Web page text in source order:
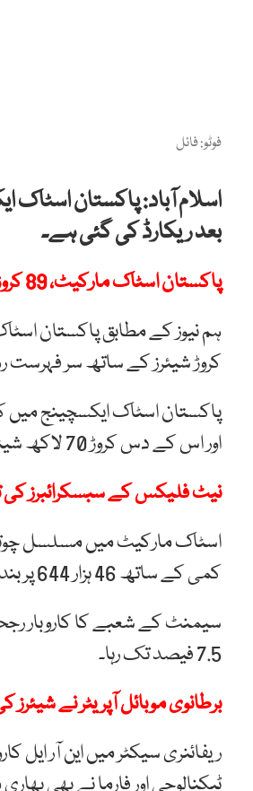
فوٹو: فائل
بعد ریکارڈ کی گئی ہے۔
پاکستان اسٹاک مارکیٹ، 89 کروڑ شیئرز کے سودے
کروڑ شیئرز کے ساتھ سر فہرست
اور اس کے دس کروڑ 70 لاکھ شیئرز کا کاروبار ہوا۔
نیٹ فلیکس کے سبسکرائبرز کی تعداد 20 کروڑ سے
کمی کے ساتھ 46 ہزار 644 پر بند ہوا۔
7.5 فیصد تک رہا۔
برطانوی موبائل آپریٹر نے
ریفائنری سیکٹر میں این آر ایل